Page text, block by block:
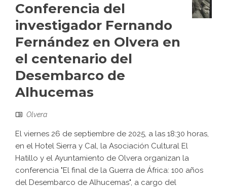
Conferencia del
investigador Fernando
Fernández en Olvera en
el centenario del
Desembarco de
Alhucemas
Olvera
El viernes 26 de septiembre de 2025, a las 18:30 horas,
en el Hotel Sierra y Cal, la Asociación Cultural El
Hatillo y el Ayuntamiento de Olvera organizan la
conferencia "El final de la Guerra de África: 100 años
del Desembarco de Alhucemas", a cargo del